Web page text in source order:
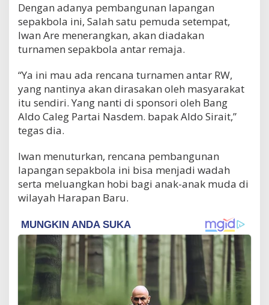
Dengan adanya pembangunan lapangan
sepakbola ini, Salah satu pemuda setempat,
Iwan Are menerangkan, akan diadakan
turnamen sepakbola antar remaja.
“Ya ini mau ada rencana turnamen antar RW,
yang nantinya akan dirasakan oleh masyarakat
itu sendiri. Yang nanti di sponsori oleh Bang
Aldo Caleg Partai Nasdem. bapak Aldo Sirait,”
tegas dia.
Iwan menuturkan, rencana pembangunan
lapangan sepakbola ini bisa menjadi wadah
serta meluangkan hobi bagi anak-anak muda di
wilayah Harapan Baru.